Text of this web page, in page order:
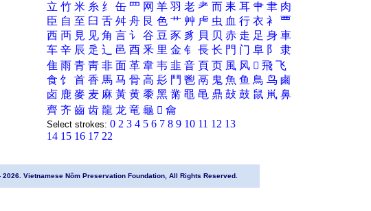
立 竹 米 糸 纟 缶 罒 网 羊 羽 老 耂 而 耒 耳 肀 聿 肉
臣 自 至 臼 舌 舛 舟 艮 色 艹 艸 虍 虫 血 行 衣 衤
覀
西 襾 見 见 角 言 讠 谷 豆 豕 豸 貝 贝 赤 走 足 身 車
车 辛 辰 辵 辶 邑 酉 釆 里 金 钅 長 长 門 门 阜 阝
隶
隹 雨 青 靑 非 面 革 韋 韦 韭 音 頁 页 風 风 𲋄 飛 飞
食 饣 首 香 馬 马 骨 高 髟 鬥 鬯 鬲 鬼 魚 鱼 鳥 鸟 鹵
卤 鹿 麥 麦 麻 黃 黄 黍 黑 黹 黽 黾 鼎 鼔 鼓 鼠 鼡 鼻
齊 齐 齒 齿 龍 龙 竜 龜 𬺞 龠
Select strokes: 0 2 3 4 5 6 7 8 9 10 11 12 13
14 15 16 17 22
2026. Vietnamese Nôm Preservation Foundation, All Rights Reserved.